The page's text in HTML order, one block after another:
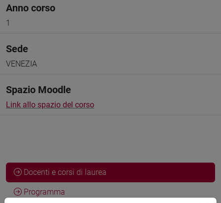
Anno corso
1
Sede
VENEZIA
Spazio Moodle
Link allo spazio del corso
Docenti e corsi di laurea
Programma